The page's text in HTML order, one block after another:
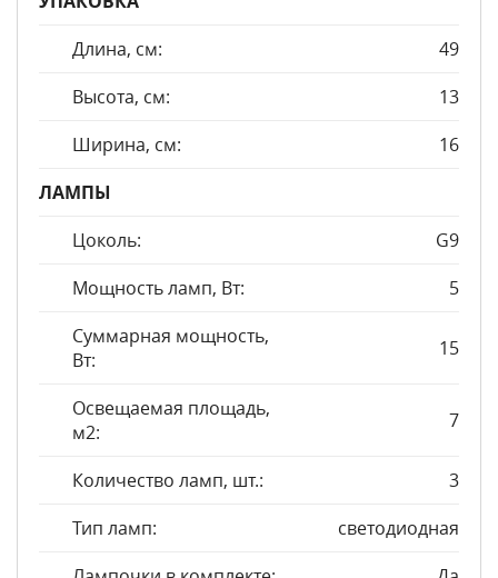
Длина, см:
49
Высота, см:
13
Ширина, см:
16
ЛАМПЫ
Цоколь:
G9
Мощность ламп, Вт:
5
Суммарная мощность,
Вт:
15
Освещаемая площадь,
м2:
7
Количество ламп, шт.:
3
Тип ламп:
светодиодная